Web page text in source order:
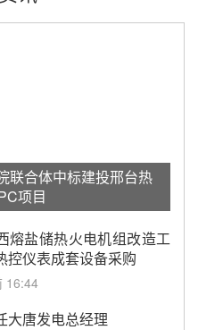
联合体中标建投邢台热
项目
熔盐储热火电机组改造工
控仪表成套设备采购
16:44
大唐发电总经理